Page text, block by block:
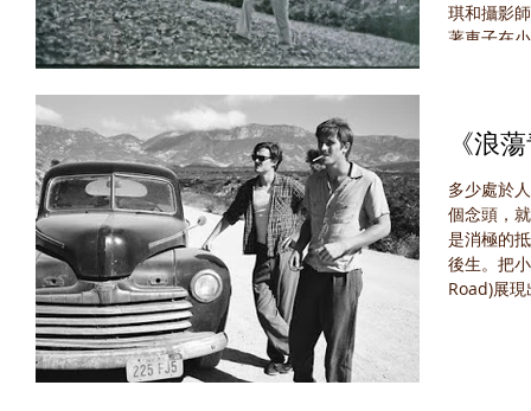
琪和攝影
著車子在
《浪
多少處於
個念頭，
是消極的
後生。把